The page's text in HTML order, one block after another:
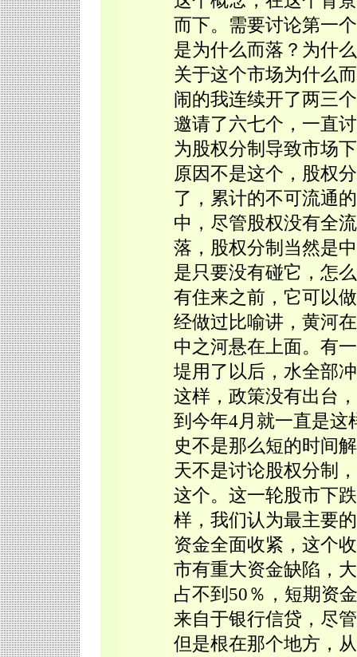
而下。需要讨论第一
是为什么而落？为什
关于这个市场为什么
闹的我连续开了两三
邀请了六七个，一直
为股权分制导致市场
原因不是这个，股权
了，累计的不可流通
中，尽管股权没有全
落，股权分制当然是
是只要没有碰它，怎
有住来之前，它可以
经做过比喻讲，黄河
中之河悬在上面。有
堤用了以后，水全部
这样，政策没有出台
到今年4月就一直是这
史不是那么短的时间
天不是讨论股权分制
这个。这一轮股市下
样，我们认为最主要
资金全面收紧，这个
市有重大资金缺陷，
占不到50％，短期资
来自于银行信贷，尽
但是根在那个地方，